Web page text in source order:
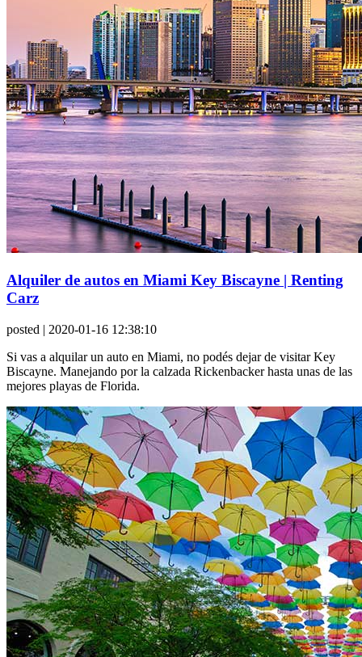
Alquiler de autos en Miami Key Biscayne | Renting
Carz
posted | 2020-01-16 12:38:10
Si vas a alquilar un auto en Miami, no podés dejar de visitar Key
Biscayne. Manejando por la calzada Rickenbacker hasta unas de las
mejores playas de Florida.